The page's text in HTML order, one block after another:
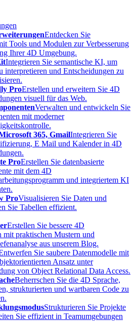
Entdecken Sie
Tools und Modulen zur Verbesserung
Ihrer 4D Umgebung.
Integrieren Sie semantische KI, um
interpretieren und Entscheidungen zu
ProErstellen und erweitern Sie 4D
visuell für das Web.
Verwalten und entwickeln Sie
mit moderner
365, GmailIntegrieren Sie
E Mail und Kalender in 4D
ProErstellen Sie datenbasierte
mit dem 4D
und integriertem KI
ProVisualisieren Sie Daten und
Sie Tabellen effizient.
Erstellen Sie bessere 4D
mit praktischen Mustern und
aus unserem Blog.
Sie saubere Datenmodelle mit
Ansatz unter
von Object Relational Data Access.
Beherrschen Sie die 4D Sprache,
strukturierten und wartbaren Code zu
Strukturieren Sie Projekte
Sie effizient in Teamumgebungen